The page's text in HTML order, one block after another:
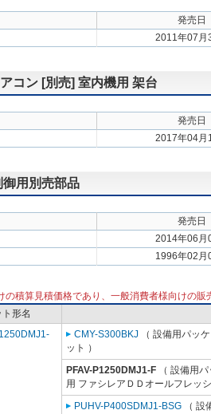
発売日
2011年07月
コン [別売] 室内機用 架台
発売日
2017年04月
用別売部品
発売日
2014年06月
1996年02月
積算見積価格であり、一般消費者様向けの販
ト形名
CMY-S300BKJ （ 設備用パッ
ット ）
PFAV-P1250DMJ1-F （ 設備用
用 ファシレアＤＤオールフレッ
PUHV-P400SDMJ1-BSG （ 設